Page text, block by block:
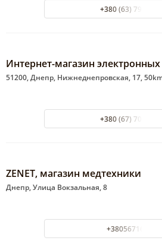
+380 (63) 793-33-34
Интернет-магазин электронных
51200, Днепр, Нижнеднепровская, 17,
+380 (67) 707-55-21
ZENET, магазин медтехники
Днепр, Улица Вокзальная, 8
+380567160086